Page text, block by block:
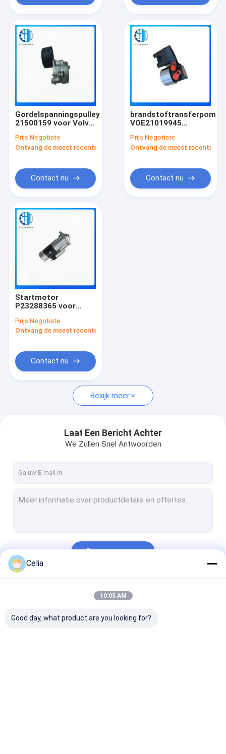
Producten
Videos
Ongeveer ons
Fabrieksreis
Contacteer ons
Nieuws
Verzoek om een Citaat
Komatsu-onderdelen
Isuzu onderdelen
Volvo-Vervangstukken
Cummins-reserveonderdelen
de vervangstukken van Mitsubishi
SCANIA Onderdelen
Gordelspanningspulley
21500159 voor Volvo
EC250D EC350D
Motordeeltjes
Prijs:Negotiate
Ontvang de meest recente Prijs
Contact nu
brandstoftransferpomp
VOE21019945
Volvo EC210B
EC290B
Prijs:Negotiate
Ontvang de meest recente
Contact nu
Startmotor
P23288365 voor
grobbermotor
Prijs:Negotiate
Ontvang de meest recente Prijs
Contact nu
Bekijk meer
Laat Een Bericht Achter
We Zullen Snel Antwoorden
Doorgaan
Celia
10:05 AM
Good day, what product are you looking for?